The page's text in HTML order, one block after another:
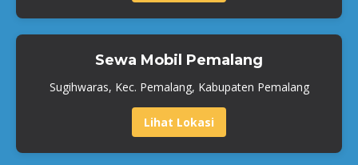
Sewa Mobil Pemalang
Sugihwaras, Kec. Pemalang, Kabupaten Pemalang
Lihat Lokasi